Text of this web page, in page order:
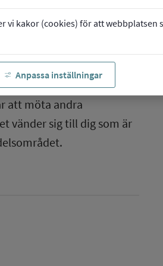
vi kakor (cookies) för att webbplatsen
Anpassa inställningar
att möta andra
vänder sig till dig som är